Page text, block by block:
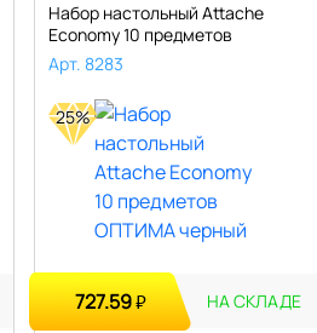
Набор настольный Attache
Economy 10 предметов
ОПТИМА че..
Арт. 8283
25%
727.59₽ НА СКЛАДЕ